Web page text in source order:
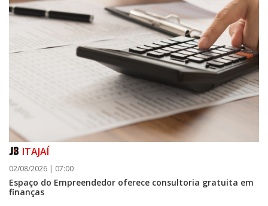
ITAJAÍ
02/08/2026 | 07:00
Espaço do Empreendedor oferece consultoria gratuita em
finanças